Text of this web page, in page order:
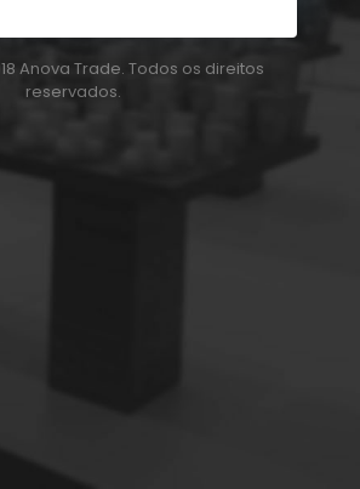
Anova Trade. Todos os direitos
reservados.